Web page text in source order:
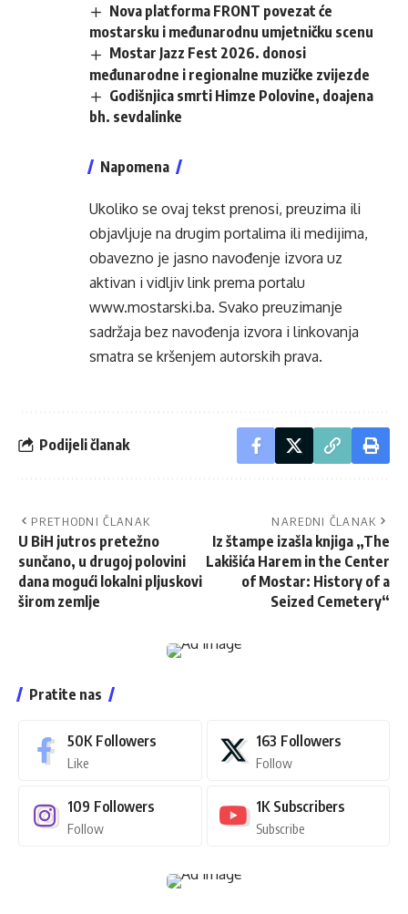
Nova platforma FRONT povezat će
mostarsku i međunarodnu umjetničku scenu
Mostar Jazz Fest 2026. donosi
međunarodne i regionalne muzičke zvijezde
Godišnjica smrti Himze Polovine, doajena
bh. sevdalinke
Napomena
Ukoliko se ovaj tekst prenosi, preuzima ili
objavljuje na drugim portalima ili medijima,
obavezno je jasno navođenje izvora uz
aktivan i vidljiv link prema portalu
www.mostarski.ba. Svako preuzimanje
sadržaja bez navođenja izvora i linkovanja
smatra se kršenjem autorskih prava.
Podijeli članak
PRETHODNI ČLANAK
U BiH jutros pretežno
sunčano, u drugoj polovini
dana mogući lokalni pljuskovi
širom zemlje
NAREDNI ČLANAK
Iz štampe izašla knjiga „The
Lakišića Harem in the Center
of Mostar: History of a
Seized Cemetery“
Pratite nas
50K Followers
Like
163 Followers
Follow
109 Followers
Follow
1K Subscribers
Subscribe